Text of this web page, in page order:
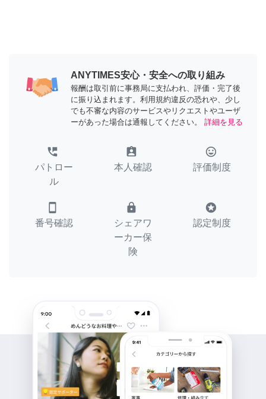
ANYTIMES安心・安全への取り組み
報酬は取引前に事務局に支払われ、評価・完了後
に振り込まれます。利用規約違反の恐れや、少し
でも不審な内容のサービスやリクエストやユーザ
ーがあった場合は通報してください。
詳細を見る
perm_phone_msg
パトロー
ル
assignment_ind
本人確認
tag_faces
評価制度
smartphone
番号確認
lock
シェアワ
ーカー保
険
stars
認定制度